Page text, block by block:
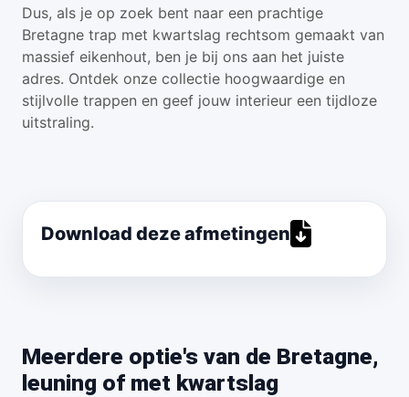
Dus, als je op zoek bent naar een prachtige
Bretagne trap met kwartslag rechtsom gemaakt van
massief eikenhout, ben je bij ons aan het juiste
adres. Ontdek onze collectie hoogwaardige en
stijlvolle trappen en geef jouw interieur een tijdloze
uitstraling.
Download deze afmetingen
Meerdere optie's van de Bretagne,
leuning of met kwartslag